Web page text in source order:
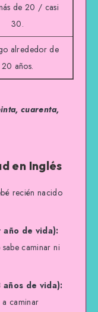
de 20 / casi
30.
alrededor de
20 años.
cuarenta,
en Inglés
recién nacido
de vida):
caminar ni
de vida):
caminar